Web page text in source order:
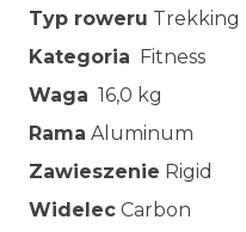
Typ roweru Trekking
Kategoria Fitness
Waga 16,0 kg
Rama Aluminum
Zawieszenie Rigid
Widelec Carbon